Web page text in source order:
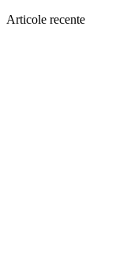
Articole recente